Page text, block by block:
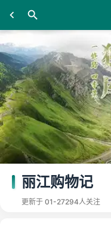
丽江购物记
更新于 01-27294人关注